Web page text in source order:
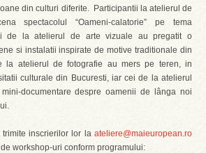
din culturi diferite. Participantii la atelierul de
spectacolul “Oameni-calatorie” pe tema
de la atelierul de arte vizuale au pregatit o
si instalatii inspirate de motive traditionale din
la atelierul de fotografie au mers pe teren, in
culturale din Bucuresti, iar cei de la atelierul
documentare despre oamenii de lânga noi
inscrierilor lor la ateliere@maieuropean.ro
workshop-uri conform programului: